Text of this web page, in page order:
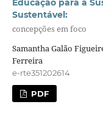
Educação para a
Sustentável:
concepções em foco
Samantha Galão
Ferreira
e-rte351202614
PDF